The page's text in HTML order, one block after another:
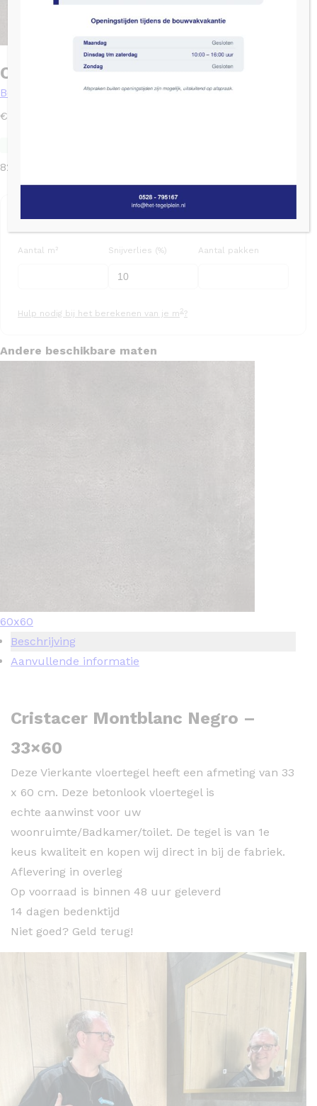
Cristacer Montblanc Negro – 33×60
Beton
€
82 op voorraad
Bereken het aantal pakken
Aantal m² Snijverlies (%) Aantal pakken
Hulp nodig bij het berekenen van je m 2?
Andere beschikbare maten
60x60
Beschrijving
Aanvullende informatie
Cristacer Montblanc Negro –
33×60
Deze Vierkante vloertegel heeft een afmeting van 33
x 60 cm. Deze betonlook vloertegel is
echte aanwinst voor uw
woonruimte/Badkamer/toilet. De tegel is van 1e
keus kwaliteit en kopen wij direct in bij de fabriek.
Aflevering in overleg
Op voorraad is binnen 48 uur geleverd
14 dagen bedenktijd
Niet goed? Geld terug!